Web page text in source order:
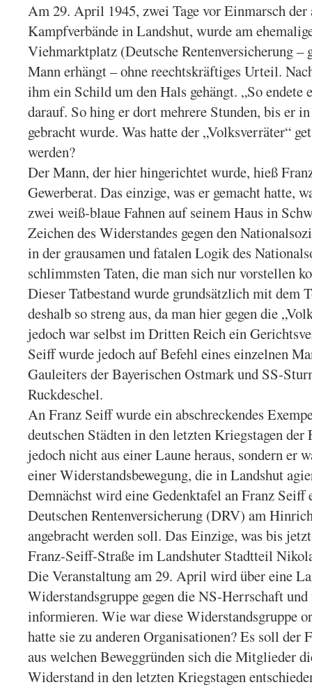
Am 29. April 1945, zwei Tage vor Einmarsch der
Kampfverbände in Landshut, wurde am
Viehmarktplatz (Deutsche Rentenversicherung –
Mann erhängt – ohne reechtskräftiges Urteil.
ihm ein Schild um den Hals gehängt. „So endete
darauf. So hing er dort mehrere Stunden, bis er
gebracht wurde. Was hatte der „Volksverräter“
werden?
Der Mann, der hier hingerichtet wurde, hieß
Gewerberat. Das einzige, was er gemacht hatte,
zwei weiß-blaue Fahnen auf seinem Haus in
Zeichen des Widerstandes gegen den
in der grausamen und fatalen Logik des
schlimmsten Taten, die man sich nur vorstellen
Dieser Tatbestand wurde grundsätzlich mit dem
deshalb so streng aus, da man hier gegen die
jedoch war selbst im Dritten Reich ein
Seiff wurde jedoch auf Befehl eines einzelnen
Gauleiters der Bayerischen Ostmark und SS-
Ruckdeschel.
An Franz Seiff wurde ein abschreckendes
deutschen Städten in den letzten Kriegstagen
jedoch nicht aus einer Laune heraus, sondern er
einer Widerstandsbewegung, die in Landshut
Demnächst wird eine Gedenktafel an Franz Seiff
Deutschen Rentenversicherung (DRV) am
angebracht werden soll. Das Einzige, was bis
Franz-Seiff-Straße im Landshuter Stadtteil
Die Veranstaltung am 29. April wird über eine
Widerstandsgruppe gegen die NS-Herrschaft
informieren. Wie war diese Widerstandsgruppe
hatte sie zu anderen Organisationen? Es soll der
aus welchen Beweggründen sich die Mitglieder
Widerstand in den letzten Kriegstagen